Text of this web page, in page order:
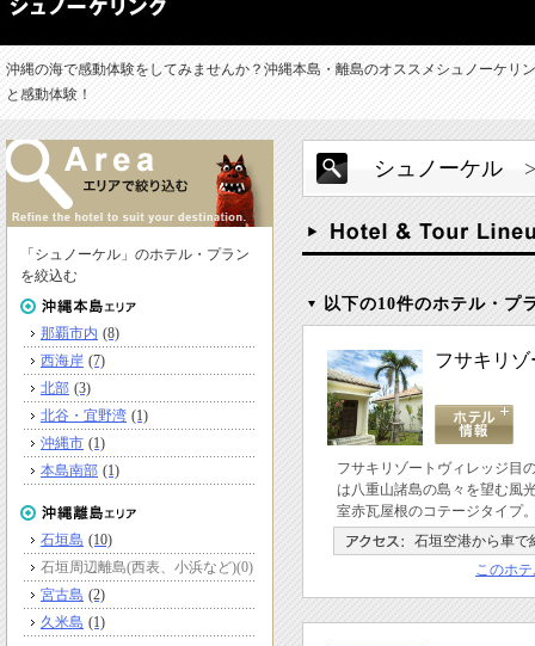
沖縄の海で感動体験をしてみませんか？沖縄本島・離島のオススメシュノーケ
と感動体験！
シュノーケル
以下の10件のホテル・プ
フサキリ
フサキリゾートヴィレッジ目
は八重山諸島の島々を望む風
室赤瓦屋根のコテージタイプ
石垣空港から車で
このホ
「シュノーケル」のホテル・プラン
を絞込む
那覇市内 (8)
西海岸 (7)
北部 (3)
北谷・宜野湾 (1)
沖縄市 (1)
本島南部 (1)
石垣島 (10)
石垣周辺離島(西表、小浜など)(0)
宮古島 (2)
久米島 (1)